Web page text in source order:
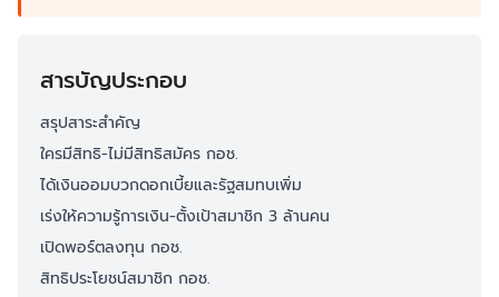
สารบัญประกอบ
สรุปสาระสำคัญ
ใครมีสิทธิ-ไม่มีสิทธิสมัคร กอช.
ได้เงินออมบวกดอกเบี้ยและรัฐสมทบเพิ่ม
เร่งให้ความรู้การเงิน-ตั้งเป้าสมาชิก 3 ล้านคน
เปิดพอร์ตลงทุน กอช.
สิทธิประโยชน์สมาชิก กอช.